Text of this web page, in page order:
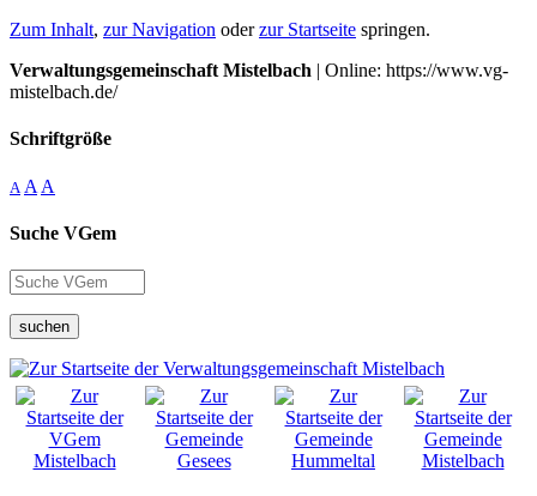
Zum Inhalt, zur Navigation oderzur Startseite springen.
Verwaltungsgemeinschaft Mistelbach | Online: https://www.vg-
mistelbach.de/
Schriftgröße
A A A
Suche VGem
suchen